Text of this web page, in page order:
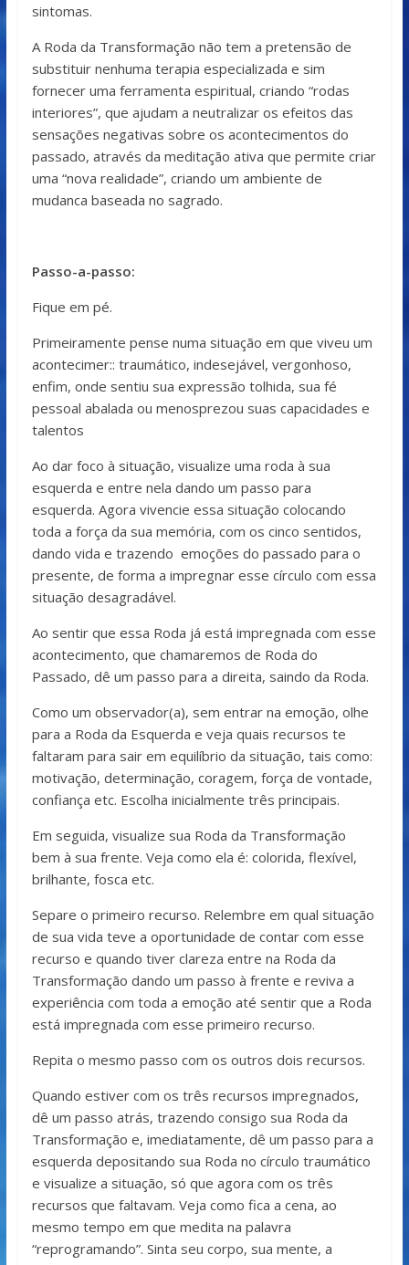
sintomas.
A Roda da Transformação não tem a pretensão de
substituir nenhuma terapia especializada e sim
fornecer uma ferramenta espiritual, criando “rodas
interiores”, que ajudam a neutralizar os efeitos das
sensações negativas sobre os acontecimentos do
passado, através da meditação ativa que permite criar
uma “nova realidade”, criando um ambiente de
mudanca baseada no sagrado.
Passo-a-passo:
Fique em pé.
Primeiramente pense numa situação em que viveu um
acontecimer:: traumático, indesejável, vergonhoso,
enfim, onde sentiu sua expressão to­lhida, sua fé
pessoal abalada ou menosprezou suas capacidades e
talentos
Ao dar foco à situação, visualize uma roda à sua
esquerda e entre nela dando um passo para
esquerda. Agora vivencie essa situação colocando
toda a força da sua memória, com os cinco sentidos,
dando vida e trazendo emoções do passado para o
presente, de forma a impregnar esse círculo com essa
situação desagradável.
Ao sentir que essa Roda já está impregnada com esse
acontecimento, que chamaremos de Roda do
Passado, dê um passo para a direita, saindo da Roda.
Como um observador(a), sem entrar na emoção, olhe
para a Roda da Esquerda e veja quais recursos te
faltaram para sair em equilíbrio da situação, tais como:
motivação, determinação, coragem, força de vontade,
confiança etc. Escolha inicialmente três principais.
Em seguida, visualize sua Roda da Transformação
bem à sua frente. Veja como ela é: colorida, flexível,
brilhante, fosca etc.
Separe o primeiro recurso. Relembre em qual situação
de sua vida teve a oportunidade de contar com esse
recurso e quando tiver clareza entre na Roda da
Transformação dando um passo à frente e reviva a
experiência com toda a emoção até sentir que a Roda
está impregnada com esse primeiro recurso.
Repita o mesmo passo com os outros dois recursos.
Quando estiver com os três recursos impregnados,
dê um passo atrás, trazendo consigo sua Roda da
Transformação e, imediatamente, dê um pas­so para a
esquerda depositando sua Roda no círculo traumático
e visualize a situação, só que agora com os três
recursos que faltavam. Veja como fica a cena, ao
mesmo tempo em que medita na palavra
“reprogramando”. Sinta seu corpo, sua mente, a